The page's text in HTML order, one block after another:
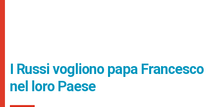
I Russi vogliono papa Francesco
nel loro Paese